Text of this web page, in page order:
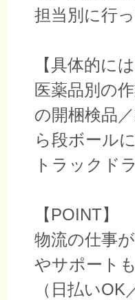
担当別に行
【具体的には
医薬品別の
の開梱検品
ら段ボール
トラックド
【POINT】
物流の仕事
やサポート
（日払い